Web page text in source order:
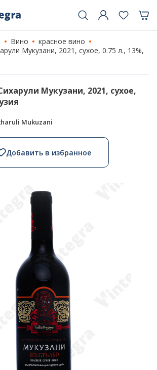
Вино
красное вино
Мукузани, 2021, сухое, 0.75 л., 13%,
Мукузани, 2021, сухое,
Mukuzani
Добавить в избранное